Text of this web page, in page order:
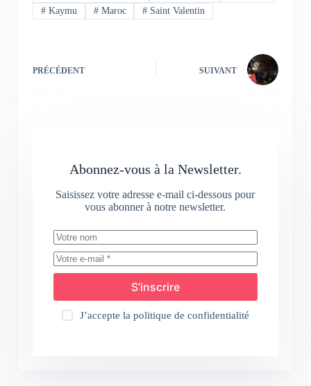
#Kaymu #Maroc # Saint Valentin
PRÉCÉDENT SUIVANT
Abonnez-vous à la Newsletter.
Saisissez votre adresse e-mail ci-dessous pour
vous abonner à notre newsletter.
S’inscrire
J’accepte la politique de confidentialité